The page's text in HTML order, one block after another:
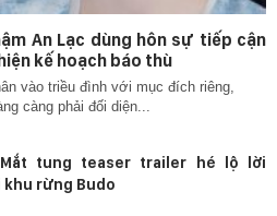
An Lạc dùng hôn sự tiếp cận
kế hoạch báo thù
vào triều đình với mục đích riêng,
càng phải đối diện...
Mắt tung teaser trailer hé lộ lời
khu rừng Budo